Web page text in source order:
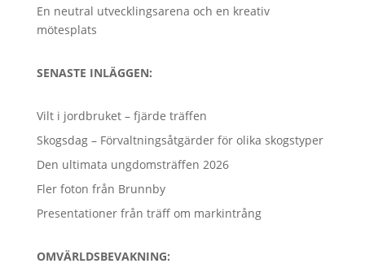
En neutral utvecklingsarena och en kreativ
mötesplats
SENASTE INLÄGGEN:
Vilt i jordbruket – fjärde träffen
Skogsdag – Förvaltningsåtgärder för olika skogstyper
Den ultimata ungdomsträffen 2026
Fler foton från Brunnby
Presentationer från träff om markintrång
OMVÄRLDSBEVAKNING: